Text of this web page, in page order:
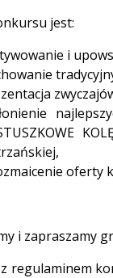
jest:
i
oferty
i zapraszamy
regulaminem